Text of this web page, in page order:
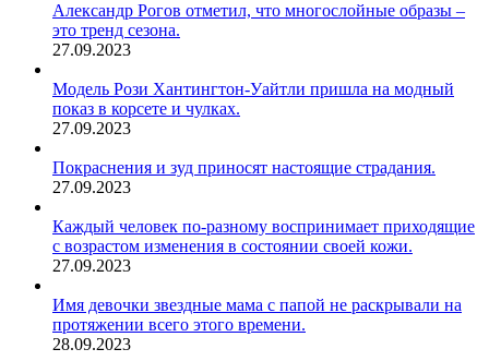
Александр Рогов отметил, что многослойные образы –
это тренд сезона.
27.09.2023
Модель Рози Хантингтон-Уайтли пришла на модный
показ в корсете и чулках.
27.09.2023
Покраснения и зуд приносят настоящие страдания.
27.09.2023
Каждый человек по-разному воспринимает приходящие
с возрастом изменения в состоянии своей кожи.
27.09.2023
Имя девочки звездные мама с папой не раскрывали на
протяжении всего этого времени.
28.09.2023